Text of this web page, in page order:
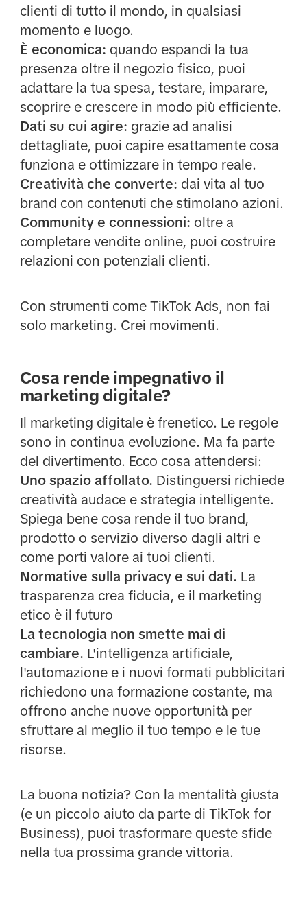
clienti di tutto il mondo, in qualsiasi
momento e luogo.
È economica: quando espandi la tua
presenza oltre il negozio fisico, puoi
adattare la tua spesa, testare, imparare,
scoprire e crescere in modo più efficiente.
Dati su cui agire: grazie ad analisi
dettagliate, puoi capire esattamente cosa
funziona e ottimizzare in tempo reale.
Creatività che converte: dai vita al tuo
brand con contenuti che stimolano azioni.
Community e connessioni: oltre a
completare vendite online, puoi costruire
relazioni con potenziali clienti.
Con strumenti come TikTok Ads, non fai
solo marketing. Crei movimenti.
Cosa rende impegnativo il
marketing digitale?
Il marketing digitale è frenetico. Le regole
sono in continua evoluzione. Ma fa parte
del divertimento. Ecco cosa attendersi:
Uno spazio affollato. Distinguersi richiede
creatività audace e strategia intelligente.
Spiega bene cosa rende il tuo brand,
prodotto o servizio diverso dagli altri e
come porti valore ai tuoi clienti.
Normative sulla privacy e sui dati. La
trasparenza crea fiducia, e il marketing
etico è il futuro
La tecnologia non smette mai di
cambiare. L'intelligenza artificiale,
l'automazione e i nuovi formati pubblicitari
richiedono una formazione costante, ma
offrono anche nuove opportunità per
sfruttare al meglio il tuo tempo e le tue
risorse.
La buona notizia? Con la mentalità giusta
(e un piccolo aiuto da parte di TikTok for
Business), puoi trasformare queste sfide
nella tua prossima grande vittoria.